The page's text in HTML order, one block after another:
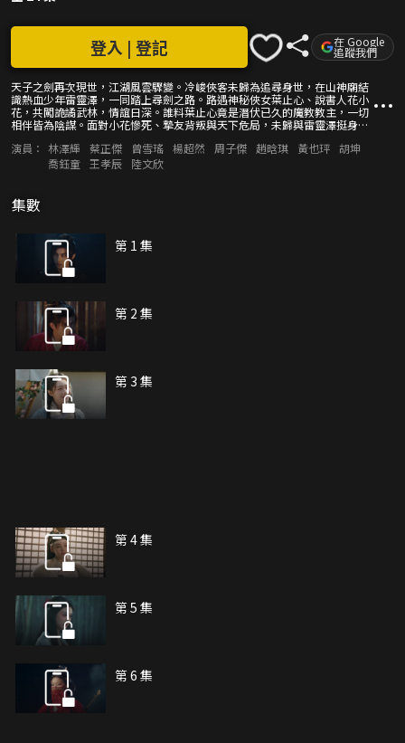
天子之劍再次現世，江湖風雲驟變。冷峻俠客未歸為追尋身世，在山神廟結
識熱血少年雷靈澤，一同踏上尋劍之路。路遇神秘俠女葉止心、說書人花小
花，共闖詭譎武林，情誼日深。誰料葉止心竟是潛伏已久的魔教教主，一切
相伴皆為陰謀。面對小花慘死、摯友背叛與天下危局，未歸與雷靈澤挺身而
登入 | 登記 在 Google
追蹤我們
演員： 林澤輝 蔡正傑 曾雪瑤 楊超然 周子傑 趙晗琪 黃也玶 胡坤
喬鈺童 王孝辰 陸文欣
集數
第 1 集
第 2 集
第 3 集
第 4 集
第 5 集
第 6 集